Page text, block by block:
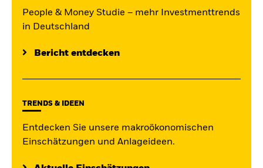
People & Money Studie – mehr Investmenttrends
in Deutschland
Bericht entdecken
TRENDS & IDEEN
Entdecken Sie unsere makroökonomischen
Einschätzungen und Anlageideen.